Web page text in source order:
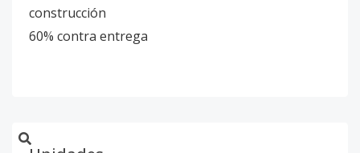
construcción
60% contra entrega